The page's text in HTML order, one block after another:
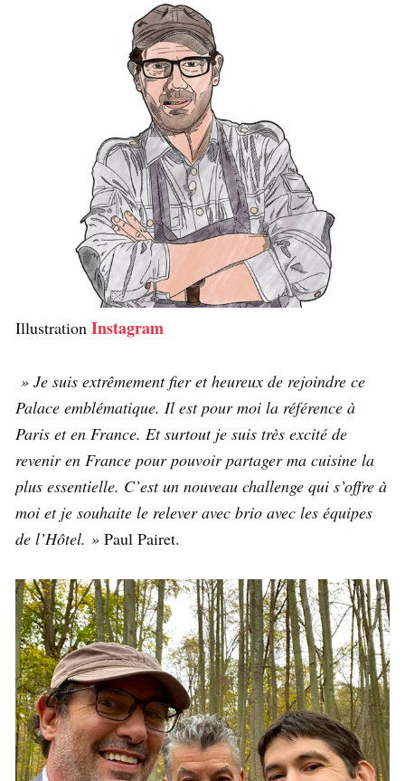
Illustration Instagram
» Je suis extrêmement fier et heureux de rejoindre ce
Palace emblématique. Il est pour moi la référence à
Paris et en France. Et surtout je suis très excité de
revenir en France pour pouvoir partager ma cuisine la
plus essentielle. C’est un nouveau challenge qui s’offre à
moi et je souhaite le relever avec brio avec les équipes
de l’Hôtel. » Paul Pairet.